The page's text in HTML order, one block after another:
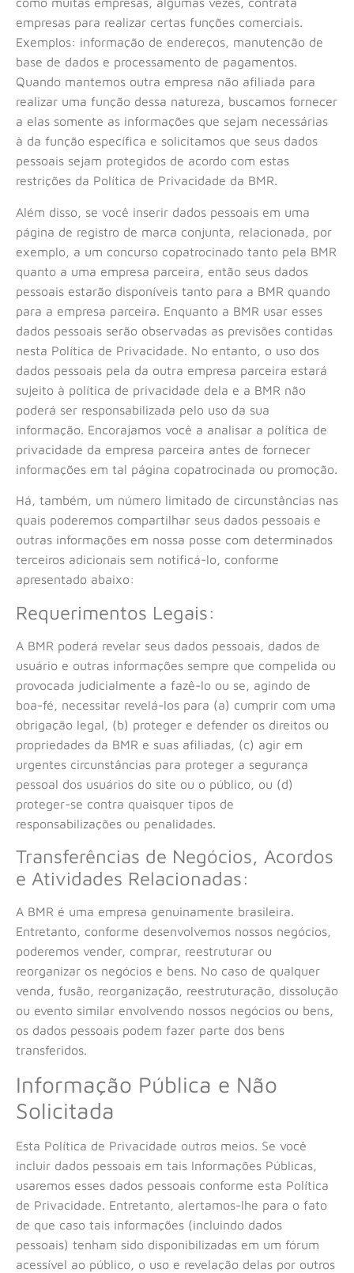
empresas para realizar certas funções comerciais.
Exemplos: informação de endereços, manutenção de
base de dados e processamento de pagamentos.
Quando mantemos outra empresa não afiliada para
realizar uma função dessa natureza, buscamos fornecer
a elas somente as informações que sejam necessárias
à da função específica e solicitamos que seus dados
pessoais sejam protegidos de acordo com estas
restrições da Política de Privacidade da BMR.
Além disso, se você inserir dados pessoais em uma
página de registro de marca conjunta, relacionada, por
exemplo, a um concurso copatrocinado tanto pela BMR
quanto a uma empresa parceira, então seus dados
pessoais estarão disponíveis tanto para a BMR quando
para a empresa parceira. Enquanto a BMR usar esses
dados pessoais serão observadas as previsões contidas
nesta Política de Privacidade. No entanto, o uso dos
dados pessoais pela da outra empresa parceira estará
sujeito à política de privacidade dela e a BMR não
poderá ser responsabilizada pelo uso da sua
informação. Encorajamos você a analisar a política de
privacidade da empresa parceira antes de fornecer
informações em tal página copatrocinada ou promoção.
Há, também, um número limitado de circunstâncias nas
quais poderemos compartilhar seus dados pessoais e
outras informações em nossa posse com determinados
terceiros adicionais sem notificá-lo, conforme
apresentado abaixo:
Requerimentos Legais:
A BMR poderá revelar seus dados pessoais, dados de
usuário e outras informações sempre que compelida ou
provocada judicialmente a fazê-lo ou se, agindo de
boa-fé, necessitar revelá-los para (a) cumprir com uma
obrigação legal, (b) proteger e defender os direitos ou
propriedades da BMR e suas afiliadas, (c) agir em
urgentes circunstâncias para proteger a segurança
pessoal dos usuários do site ou o público, ou (d)
proteger-se contra quaisquer tipos de
responsabilizações ou penalidades.
Transferências de Negócios, Acordos
e Atividades Relacionadas:
A BMR é uma empresa genuinamente brasileira.
Entretanto, conforme desenvolvemos nossos negócios,
poderemos vender, comprar, reestruturar ou
reorganizar os negócios e bens. No caso de qualquer
venda, fusão, reorganização, reestruturação, dissolução
ou evento similar envolvendo nossos negócios ou bens,
os dados pessoais podem fazer parte dos bens
transferidos.
Informação Pública e Não
Solicitada
Esta Política de Privacidade outros meios. Se você
incluir dados pessoais em tais Informações Públicas,
usaremos esses dados pessoais conforme esta Política
de Privacidade. Entretanto, alertamos-lhe para o fato
de que caso tais informações (incluindo dados
pessoais) tenham sido disponibilizadas em um fórum
acessível ao público, o uso e revelação delas por outros